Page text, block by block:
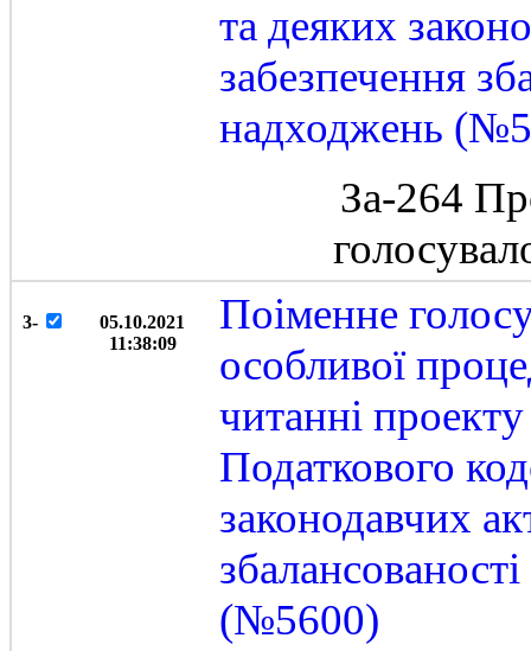
та деяких
забезпечення
надходжень
За-264
3-
05.10.2021
11:38:09
Поіменне
особливої
читанні
Податкового
законодавчих
(№5600)